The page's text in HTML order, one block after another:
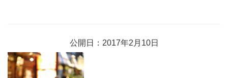
公開日：2017年2月10日